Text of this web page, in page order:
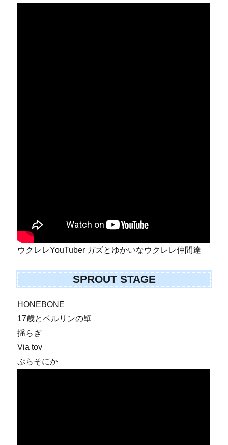
ウクレレYouTuber ガズとゆかいなウクレレ仲間達
SPROUT STAGE
HONEBONE
17歳とベルリンの壁
揺らぎ
Via tov
ぷらそにか